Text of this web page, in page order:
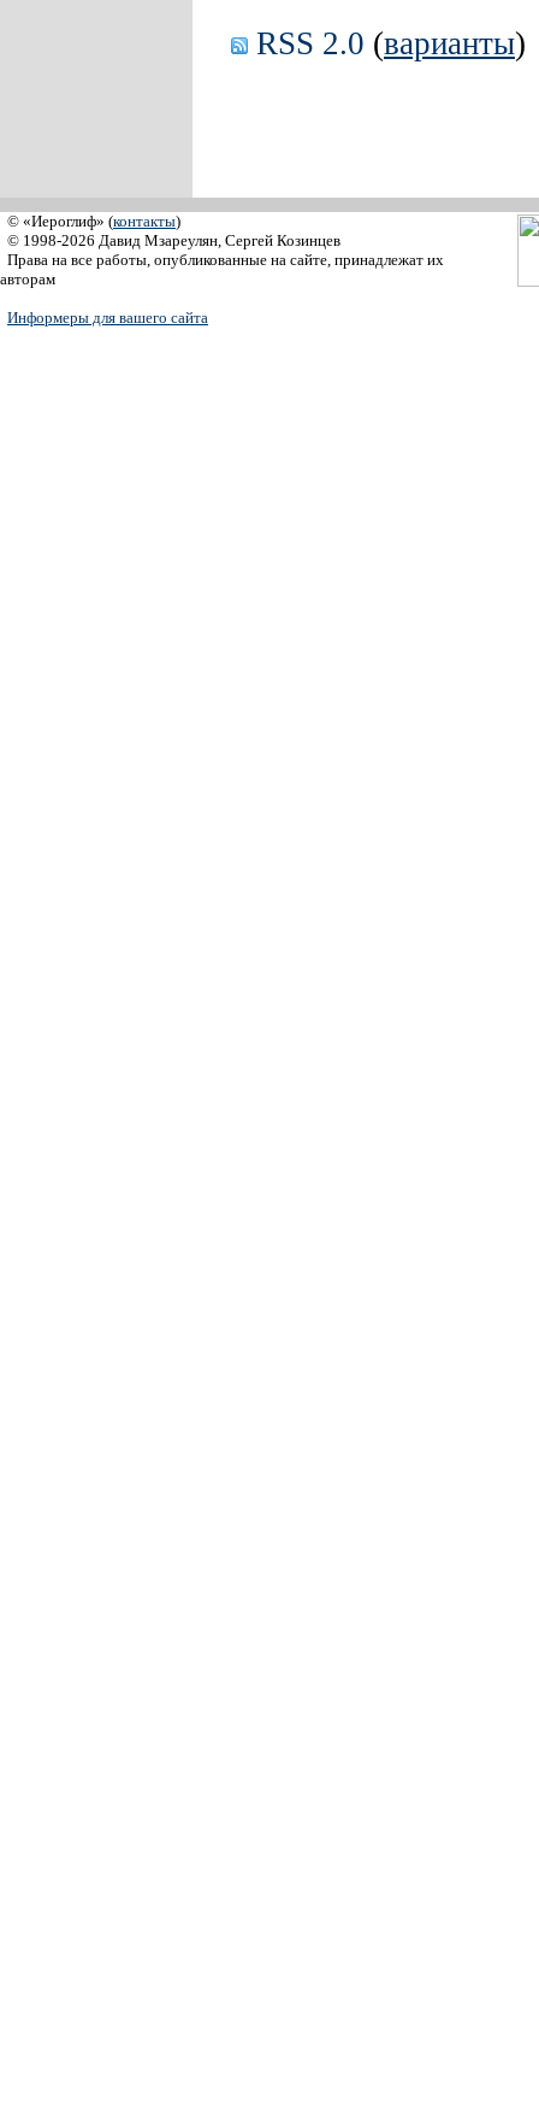
RSS 2.0 (варианты)
© «Иероглиф» (контакты)
© 1998-2026 Давид Мзареулян, Сергей Козинцев
Права на все работы, опубликованные на сайте, принадлежат их
авторам
Информеры для вашего сайта